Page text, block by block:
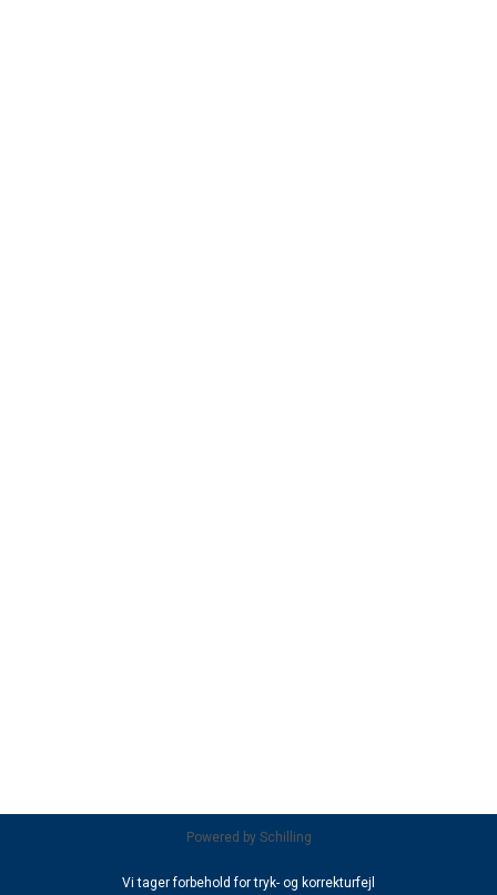
Powered by Schilling
Vi tager forbehold for tryk- og korrekturfejl